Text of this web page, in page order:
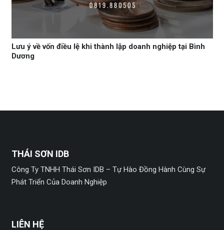
Lưu ý về vốn điều lệ khi thành lập doanh nghiệp tại Bình
Dương
THÁI SƠN IDB
Công Ty TNHH Thái Sơn IDB – Tự Hào Đồng Hành Cùng Sự
Phát Triển Của Doanh Nghiệp
LIÊN HỆ